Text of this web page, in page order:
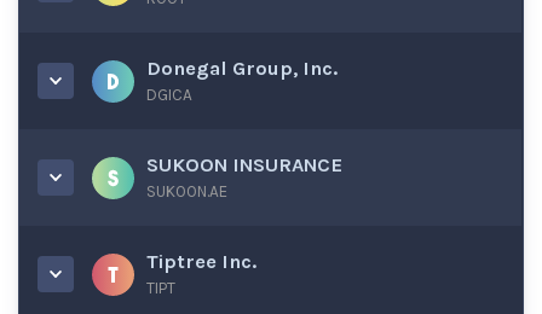
Donegal Group, Inc.
DGICA
SUKOON INSURANCE
SUKOON.AE
Tiptree Inc.
TIPT